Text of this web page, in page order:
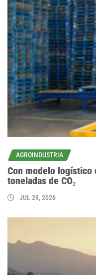
AGROINDUSTRIA
Con modelo logístico
toneladas de CO₂
JUL 29, 2026